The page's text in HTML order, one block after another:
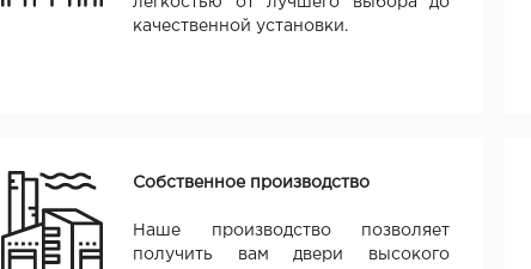
качественной установки.
Собственное производство
Наше производство позволяет
получить вам двери высокого